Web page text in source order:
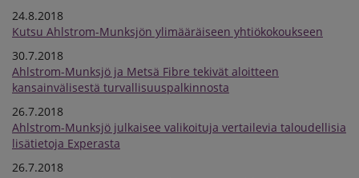
24.8.2018
Kutsu Ahlstrom-Munksjön ylimääräiseen yhtiökokoukseen
30.7.2018
Ahlstrom-Munksjö ja Metsä Fibre tekivät aloitteen
kansainvälisestä turvallisuuspalkinnosta
26.7.2018
Ahlstrom-Munksjö julkaisee valikoituja vertailevia taloudellisia
lisätietoja Experasta
26.7.2018